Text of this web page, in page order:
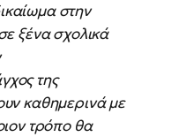
στην
ξένα σχολικά
της
καθημερινά με
τρόπο θα